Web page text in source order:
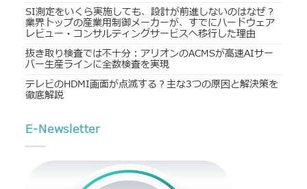
SI測定をいくら実施しても、設計が前進しないのはなぜ？
業界トップの産業用制御メーカーが、すでにハードウェア
レビュー・コンサルティングサービスへ移行した理由
抜き取り検査では不十分：アリオンのACMSが高速AIサー
バー生産ラインに全数検査を実現
テレビのHDMI画面が点滅する？主な3つの原因と解決策を
徹底解説
E-Newsletter